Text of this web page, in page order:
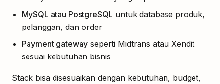
MySQL atau PostgreSQL untuk database produk,
pelanggan, dan order
Payment gateway seperti Midtrans atau Xendit
sesuai kebutuhan bisnis
Stack bisa disesuaikan dengan kebutuhan, budget,